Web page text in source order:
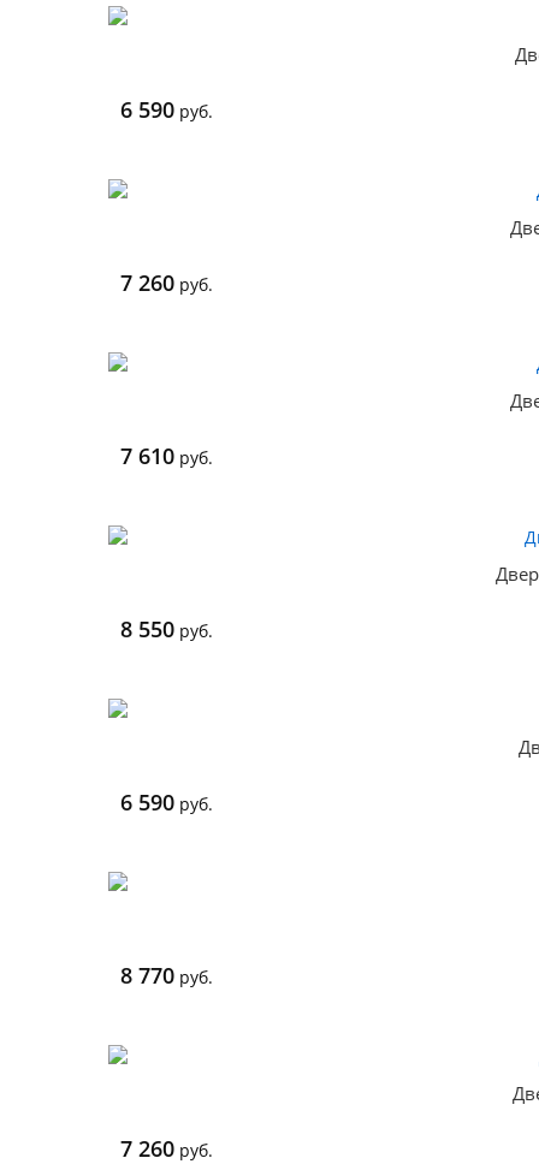
6 590 руб.
7 260 руб.
7 610 руб.
8 550 руб.
6 590 руб.
8 770 руб.
7 260 руб.